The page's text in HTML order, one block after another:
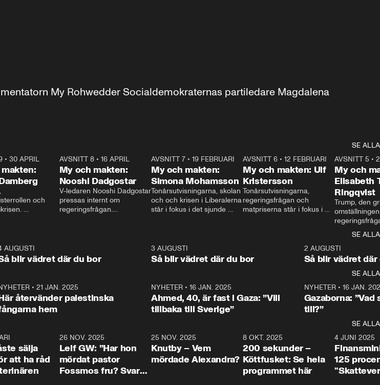
My Rohwedder Socialdemokraternas partiledare Magdalena
SE ALLA
• 30 APRIL
och
och Makten.
AVSNITT 8• 16 APRIL
My och makten:
Nooshi Dadgostar
V-ledaren Nooshi Dadgostar
pressas internt om
regeringsfrågan.
– Vi ställer upp i val. Ska vi
vara med så sitter vi förstås
24:30
AVSNITT 7• 19 FEBRUARI
My och makten:
Simona Mohamsson
Tonårsutvisningarna, skolan
och och krisen i Liberalerna
står i fokus i det sjunde
kommentator My
Rohwedder ställer
utbildnings- och
Mohamsson till svars.
27:30
AVSNITT 6 •12 FEBRUARI
My och makten: Ulf
Kristersson
Tonårsutvisningarna,
regeringsfrågan och
matpriserna står i fokus i
Rohwedder ställer
statsminister Ulf Kristersson
AVSNITT 5 •
My och
Elisabeth
Ringqvist
Trump, den
centrum i
avsnittet av
Makten”. Se
Aftonbladets
Rohwedder
Thand Ring
SE ALLA
AUGUSTI
blir vädret där du bor
3 AUGUSTI
Så blir vädret där du bor
2 AUGUSTI
Så blir vädret där
SE ALLA
•21 JAN. 2025
återvänder palestinska
hem
NYHETER• 16 JAN. 2025
Ahmed, 40, är fast i Gaza: ”Vill
tillbaka till Sverige”
NYHETER• 16 JAN.
Gazaborna:
till?”
SE ALLA
sälja
att ha råd
26 NOV. 2025
Leif GW: ”Har hon
mördat pastor
Fossmos fru? Svar
31:05
25 NOV. 2025
Knutby – Vem
mördade Alexandra?
4:29
8 OKT. 2025
200 sekunder –
Köttfusket: Se hela
programmet här
4 JUNI 2025
125